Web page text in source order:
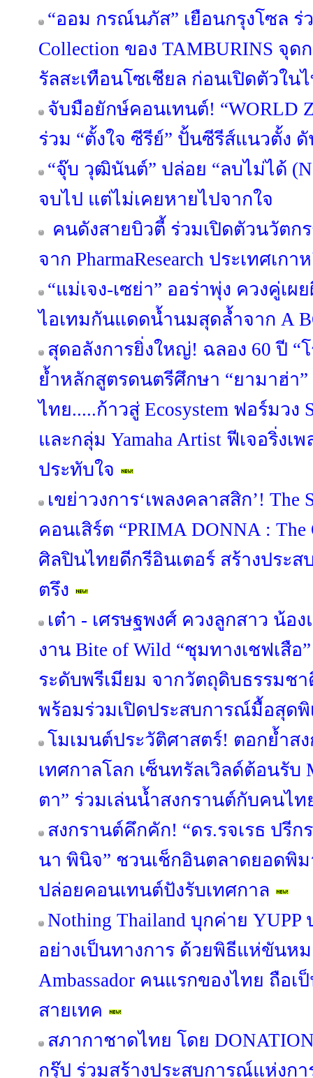
“ออม กรณ์นภัส” เยือนกรุงโซล
Collection ของ TAMBURINS จุด
รัลสะเทือนโซเชียล ก่อนเปิดตัวใน
จับมือยักษ์คอนเทนต์! “WORLD
ร่วม “ตั้งใจ ซีรีย์” ปั้นซีรีส์แนวตั้ง
“จุ๊บ วุฒินันต์” ปล่อย “ลบไม่ได้
จบไป แต่ไม่เคยหายไปจากใจ
คนดังสายบิวตี้ ร่วมเปิดตัวนวัตก
จาก PharmaResearch ประเทศเกา
“แม่เจง-เซย่า” ออร่าพุ่ง ควงคู่เ
ไอเทมกันแดดน้ำนมสุดล้ำจาก A
สุดอลังการยิ่งใหญ่! ฉลอง 60 ปี “
ย้ำหลักสูตรดนตรีศึกษา “ยามาฮ่า”
ไทย.....ก้าวสู่ Ecosystem ฟอร์มวง
และกลุ่ม Yamaha Artist ฟีเจอริ่งเ
ประทับใจ
เขย่าวงการ‘เพลงคลาสสิก’! The
คอนเสิร์ต “PRIMA DONNA : The
ศิลปินไทยดีกรีอินเตอร์ สร้างประส
ตรึง
เต๋า - เศรษฐพงศ์ ควงลูกสาว น้อ
งาน Bite of Wild “ชุมทางเชฟเสื
ระดับพรีเมียม จากวัตถุดิบธรรมช
พร้อมร่วมเปิดประสบการณ์มื้อสุดพิ
โมเมนต์ประวัติศาสตร์! ตอกย้ำส
เทศกาลโลก เซ็นทรัลเวิลด์ต้อนรับ
ตา” ร่วมเล่นน้ำสงกรานต์กับคนไ
สงกรานต์คึกคัก! “ดร.รจเรธ ปรีก
นา พินิจ” ชวนเช็กอินตลาดยอดพิ
ปล่อยคอนเทนต์ปังรับเทศกาล
Nothing Thailand บุกค่าย YUPP
อย่างเป็นทางการ ด้วยพิธีแห่ขันห
Ambassador คนแรกของไทย ถือ
สายเทค
สภากาชาดไทย โดย
กรุ๊ป ร่วมสร้างประสบการณ์แห่งก